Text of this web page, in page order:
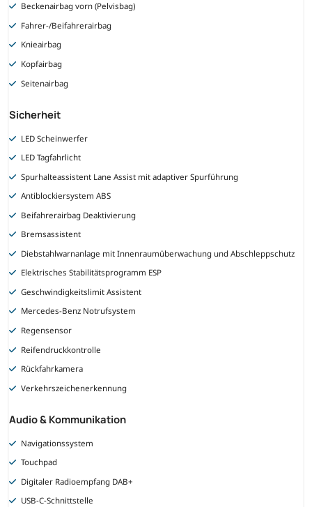
Beckenairbag vorn (Pelvisbag)
Fahrer-/Beifahrerairbag
Knieairbag
Kopfairbag
Seitenairbag
Sicherheit
LED Scheinwerfer
LED Tagfahrlicht
Spurhalteassistent Lane Assist mit adaptiver Spurführung
Antiblockiersystem ABS
Beifahrerairbag Deaktivierung
Bremsassistent
Diebstahlwarnanlage mit Innenraumüberwachung und Abschleppschutz
Elektrisches Stabilitätsprogramm ESP
Geschwindigkeitslimit Assistent
Mercedes-Benz Notrufsystem
Regensensor
Reifendruckkontrolle
Rückfahrkamera
Verkehrszeichenerkennung
Audio & Kommunikation
Navigationssystem
Touchpad
Digitaler Radioempfang DAB+
USB-C-Schnittstelle